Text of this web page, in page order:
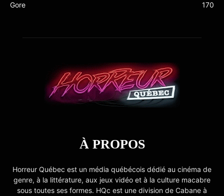
Gore
170
À PROPOS
Horreur Québec est un média québécois dédié au cinéma de
genre, à la littérature, aux jeux vidéo et à la culture macabre
sous toutes ses formes. HQc est une division de Cabane à